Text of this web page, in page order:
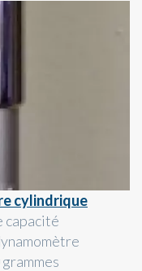
cylindrique
capacité